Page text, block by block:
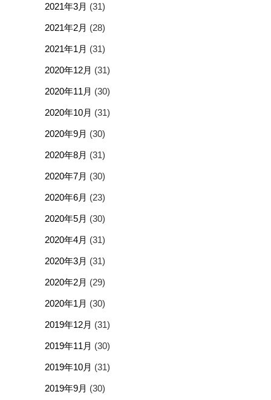
2021年3月 (31)
2021年2月 (28)
2021年1月 (31)
2020年12月 (31)
2020年11月 (30)
2020年10月 (31)
2020年9月 (30)
2020年8月 (31)
2020年7月 (30)
2020年6月 (23)
2020年5月 (30)
2020年4月 (31)
2020年3月 (31)
2020年2月 (29)
2020年1月 (30)
2019年12月 (31)
2019年11月 (30)
2019年10月 (31)
2019年9月 (30)